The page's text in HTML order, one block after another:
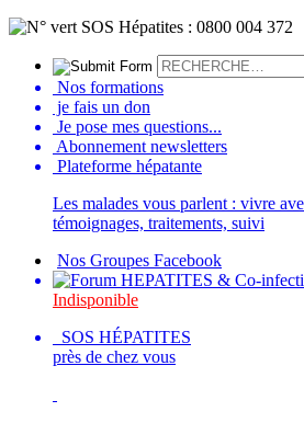
Nos formations
je fais un don
Je pose mes questions...
Abonnement newsletters
Plateforme hépatante
Les malades vous parlent : vivre
témoignages, traitements, suivi
Nos Groupes Facebook
Indisponible
SOS HÉPATITES
près de chez vous